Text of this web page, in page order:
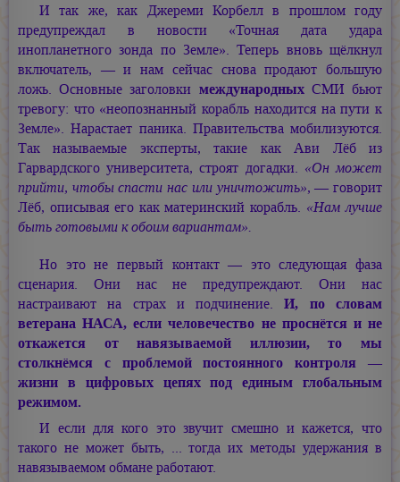
И так же, как Джереми Корбелл в прошлом году
предупреждал в новости «Точная дата удара
инопланетного зонда по Земле». Теперь вновь щёлкнул
включатель, — и нам сейчас снова продают большую
ложь. Основные заголовки международныхСМИ бьют
тревогу: что «неопознанный корабль находится на пути к
Земле». Нарастает паника. Правительства мобилизуются.
Так называемые эксперты, такие как Ави Лёб из
Гарвардского университета, строят догадки. «Он может
прийти, чтобы спасти нас или уничтожить», — говорит
Лёб, описывая его как материнский корабль. «Нам лучше
быть готовыми к обоим вариантам».
Но это не первый контакт — это следующая фаза
сценария. Они нас не предупреждают. Они нас
настраивают на страх и подчинение.И, по словам
ветерана НАСА, если человечество не проснётся и не
откажется от навязываемой иллюзии, то мы
столкнёмся с проблемой постоянного контроля —
жизни в цифровых цепях под единым глобальным
режимом.
И если для кого это звучит смешно и кажется, что
такого не может быть, ... тогда их методы удержания в
навязываемом обмане работают.